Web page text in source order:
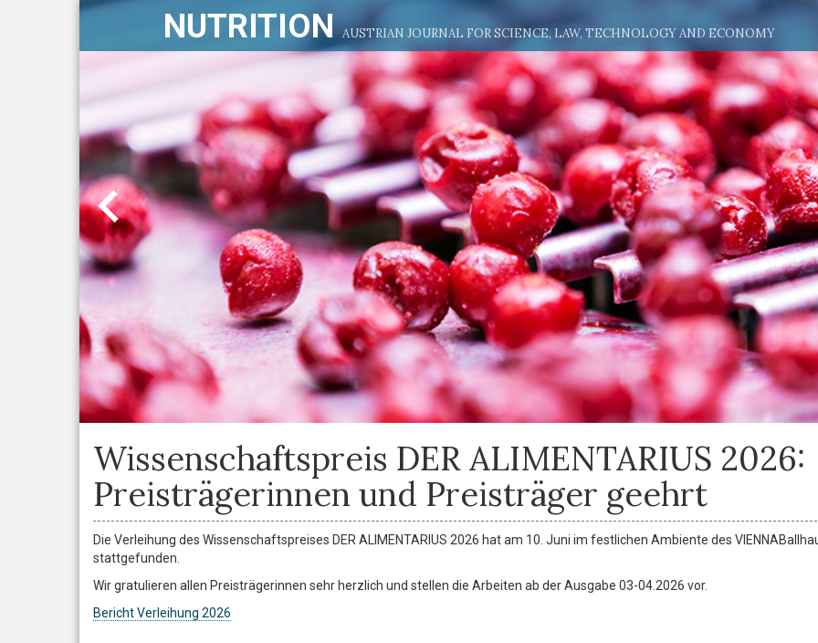
NUTRITIONAUSTRIAN JOURNAL FOR SCIENCE, LAW, TECHNOLOGY AND ECONOMY
Wissenschaftspreis DER ALIMENTARIUS 2026:
Preisträgerinnen und Preisträger geehrt
Die Verleihung des Wissenschaftspreises DER ALIMENTARIUS 2026 hat am 10. Juni im festlichen Ambiente des
stattgefunden.
Wir gratulieren allen Preisträgerinnen sehr herzlich und stellen die Arbeiten ab der Ausgabe 03-04.2026 vor.
Bericht Verleihung 2026